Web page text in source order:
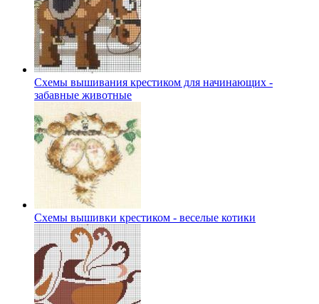
Схемы вышивания крестиком для начинающих -
забавные животные
Схемы вышивки крестиком - веселые котики